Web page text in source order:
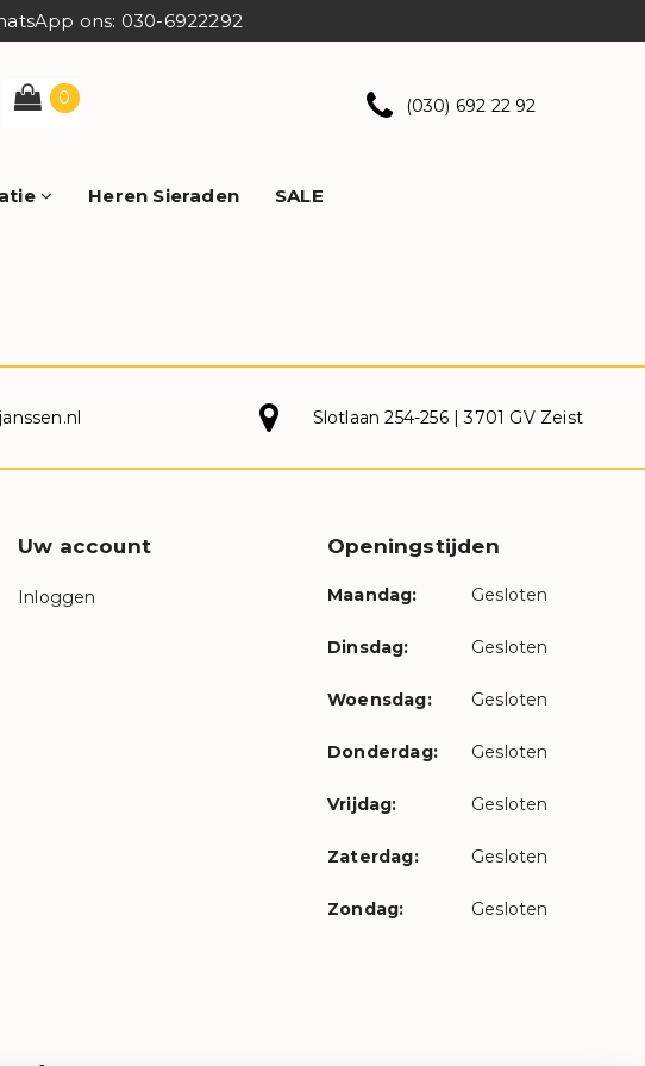
ons: 030-6922292
0 (030) 692 22 92
Heren Sieraden SALE
Slotlaan 254-256 | 3701 GV Zeist
Uw account
Inloggen
Openingstijden
Maandag: Gesloten
Dinsdag: Gesloten
Woensdag: Gesloten
Donderdag: Gesloten
Vrijdag: Gesloten
Zaterdag: Gesloten
Zondag: Gesloten